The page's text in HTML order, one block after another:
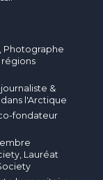
Photographe
&
l'Arctique
fondateur
Lauréat